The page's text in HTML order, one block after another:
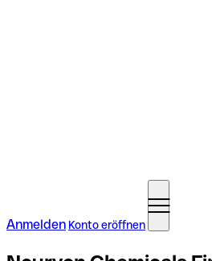
Anmelden Konto eröffnen